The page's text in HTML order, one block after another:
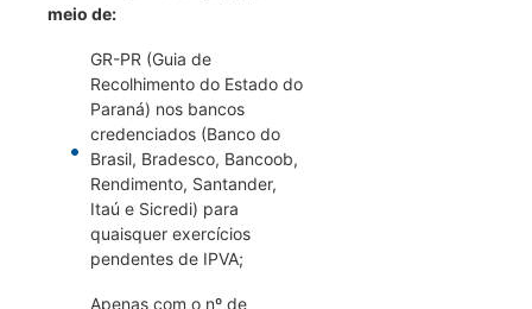
meio de:
GR-PR (Guia de
Recolhimento do Estado do
Paraná) nos bancos
credenciados (Banco do
Brasil, Bradesco, Bancoob,
Rendimento, Santander,
Itaú e Sicredi) para
quaisquer exercícios
pendentes de IPVA;
Apenas com o nº de